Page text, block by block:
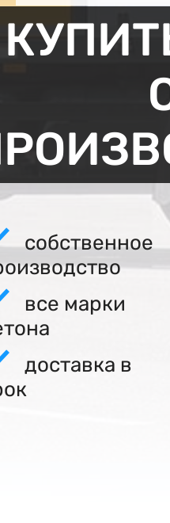
собственное
все марки
доставка в